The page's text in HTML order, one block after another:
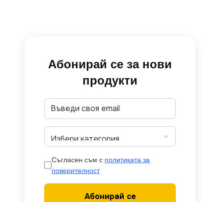
Абонирай се за нови
продукти
Съгласен съм с политиката за
поверителност
Абонирай се